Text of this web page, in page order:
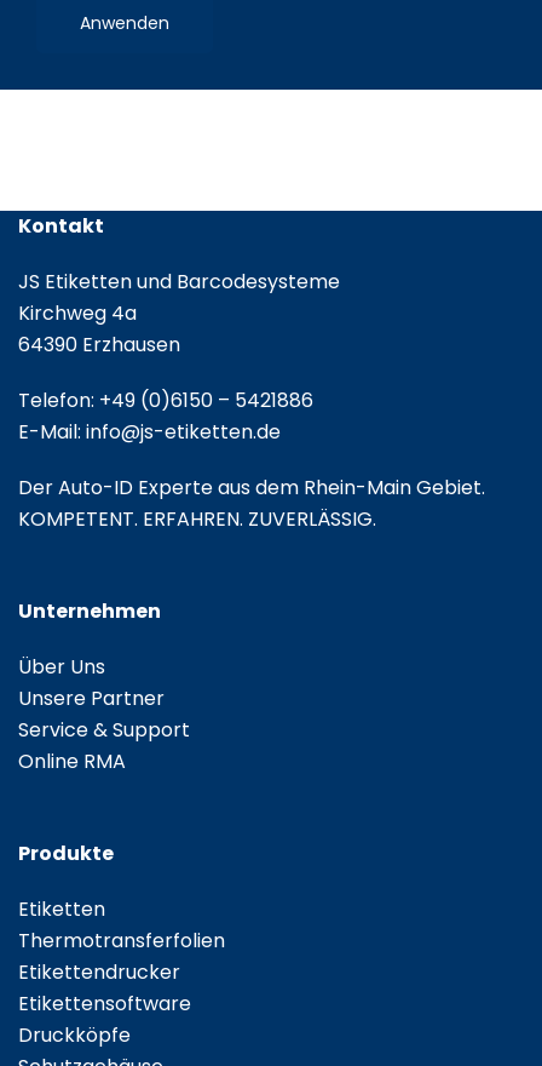
Etikettenrolle
Anwenden
Kontakt
JS Etiketten und Barcodesysteme
Kirchweg 4a
64390 Erzhausen
Telefon: +49 (0)6150 – 5421886
E-Mail: info@js-etiketten.de
Der Auto-ID Experte aus dem Rhein-Main Gebiet.
KOMPETENT. ERFAHREN. ZUVERLÄSSIG.
Unternehmen
Über Uns
Unsere Partner
Service & Support
Online RMA
Produkte
Etiketten
Thermotransferfolien
Etikettendrucker
Etikettensoftware
Druckköpfe